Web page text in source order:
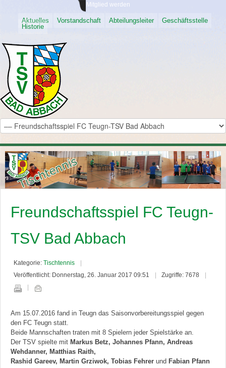
Mitglied werden
Aktuelles Vorstandschaft Abteilungsleiter
Geschäftsstelle
Historie
Freundschaftsspiel FC Teugn-
TSV Bad Abbach
Kategorie: Tischtennis
Veröffentlicht: Donnerstag, 26. Januar 2017 09:51
Zugriffe: 7678
Am 15.07.2016 fand in Teugn das Saisonvorbereitungsspiel gegen
den FC Teugn statt.
Beide Mannschaften traten mit 8 Spielern jeder Spielstärke an.
Der TSV spielte mit Markus Betz, Johannes Pfann, Andreas
Wehdanner, Matthias Raith,
Rashid Gareev, Martin Grziwok, Tobias Fehrer und Fabian Pfann